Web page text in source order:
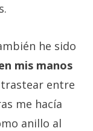
he sido
mis manos
trastear entre
me hacía
anillo al